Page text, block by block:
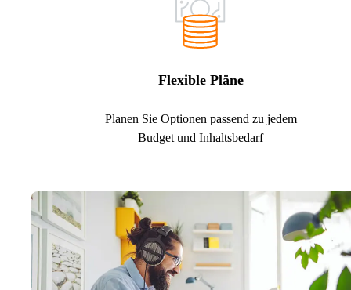
Flexible Pläne
Planen Sie Optionen passend zu jedem
Budget und Inhaltsbedarf